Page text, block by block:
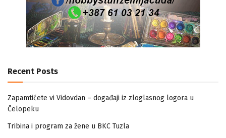
Recent Posts
Zapamtićete vi Vidovdan – događaji iz zloglasnog logora u
Čelopeku
Tribina i program za žene u BKC Tuzla